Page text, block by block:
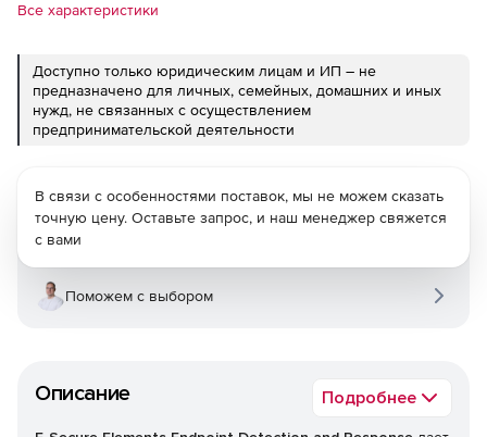
Все характеристики
Доступно только юридическим лицам и ИП – не
предназначено для личных, семейных, домашних и иных
нужд, не связанных с осуществлением
предпринимательской деятельности
Описание Подробнее
В связи с особенностями поставок, мы не можем сказать
точную цену. Оставьте запрос, и наш менеджер свяжется
с вами
Поможем с выбором